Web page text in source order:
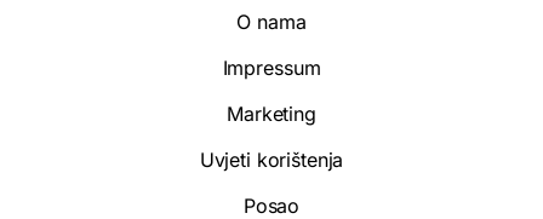
O nama
Impressum
Marketing
Uvjeti korištenja
Posao